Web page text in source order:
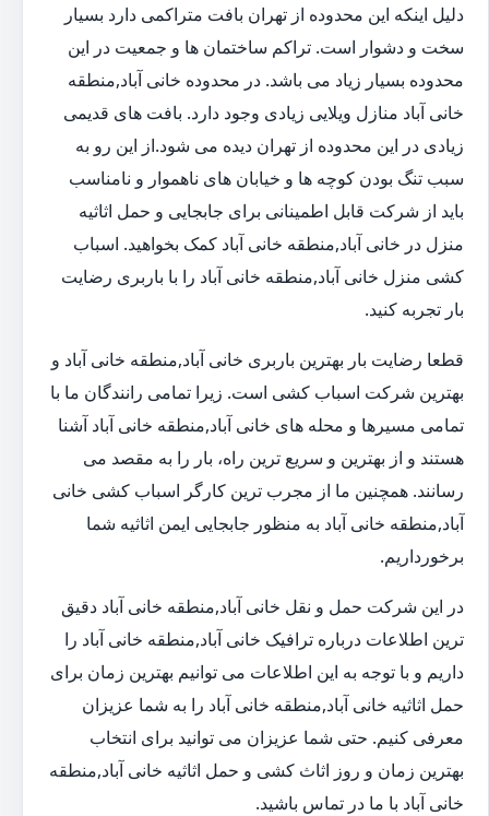
دلیل اینکه این محدوده از تهران بافت متراکمی دارد بسیار
سخت و دشوار است. تراکم ساختمان ها و جمعیت در این
محدوده بسیار زیاد می باشد. در محدوده خانی آباد,منطقه
خانی آباد منازل ویلایی زیادی وجود دارد. بافت های قدیمی
زیادی در این محدوده از تهران دیده می شود.از این رو به
سبب تنگ بودن کوچه ها و خیابان های ناهموار و نامناسب
باید از شرکت قابل اطمینانی برای جابجایی و حمل اثاثیه
منزل در خانی آباد,منطقه خانی آباد کمک بخواهید. اسباب
کشی منزل خانی آباد,منطقه خانی آباد را با باربری رضایت
بار تجربه کنید.
قطعا رضایت بار بهترین باربری خانی آباد,منطقه خانی آباد و
بهترین شرکت اسباب کشی است. زیرا تمامی رانندگان ما با
تمامی مسیرها و محله های خانی آباد,منطقه خانی آباد آشنا
هستند و از بهترین و سریع ترین راه، بار را به مقصد می
رسانند. همچنین ما از مجرب ترین کارگر اسباب کشی خانی
آباد,منطقه خانی آباد به منظور جابجایی ایمن اثاثیه شما
برخورداریم.
در این شرکت حمل و نقل خانی آباد,منطقه خانی آباد دقیق
ترین اطلاعات درباره ترافیک خانی آباد,منطقه خانی آباد را
داریم و با توجه به این اطلاعات می توانیم بهترین زمان برای
حمل اثاثیه خانی آباد,منطقه خانی آباد را به شما عزیزان
معرفی کنیم. حتی شما عزیزان می توانید برای انتخاب
بهترین زمان و روز اثاث کشی و حمل اثاثیه خانی آباد,منطقه
خانی آباد با ما در تماس باشید.